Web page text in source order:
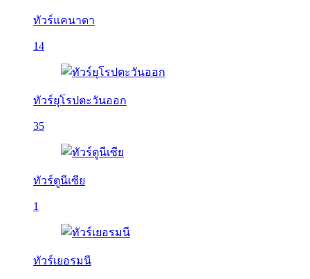
ทัวร์แคนาดา
14
ทัวร์ยุโรปตะวันออก
35
ทัวร์ตูนีเซีย
1
ทัวร์เยอรมนี